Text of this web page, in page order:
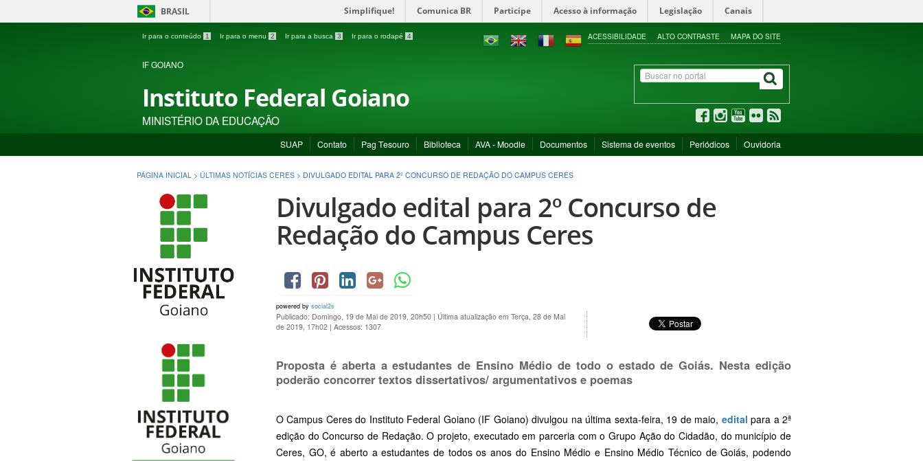
BRASIL Simplifique! Comunica BR Participe Acesso à informação Legislação Canais
Ir para o conteúdo 1 Ir para o menu 2 Ir para a busca 3 Ir para o rodapé 4 ACESSIBILIDADE ALTO CONTRASTE MAPA DO SITE
IF GOIANO
Instituto Federal Goiano
MINISTÉRIO DA EDUCAÇÃO
SUAP Contato Pag Tesouro Biblioteca AVA - Moodle Documentos Sistema de eventos Periódicos Ouvidoria
PÁGINA INICIAL > ÚLTIMAS NOTÍCIAS CERES > DIVULGADO EDITAL PARA 2º CONCURSO DE REDAÇÃO DO CAMPUS CERES
Divulgado edital para 2º Concurso de
Redação do Campus Ceres
powered by social2s
Publicado: Domingo, 19 de Mai de 2019, 20h50 | Última atualização em Terça, 28 de Mai
de 2019, 17h02 | Acessos: 1307
Proposta é aberta a estudantes de Ensino Médio de todo o estado de Goiás. Nesta edição
poderão concorrer textos dissertativos/ argumentativos e poemas
O Campus Ceres do Instituto Federal Goiano (IF Goiano) divulgou na última sexta-feira, 19 de maio, edital para a 2ª
edição do Concurso de Redação. O projeto, executado em parceria com o Grupo Ação do Cidadão, do município de
Ceres, GO, é aberto a estudantes de todos os anos do Ensino Médio e Ensino Médio Técnico de Goiás, podendo